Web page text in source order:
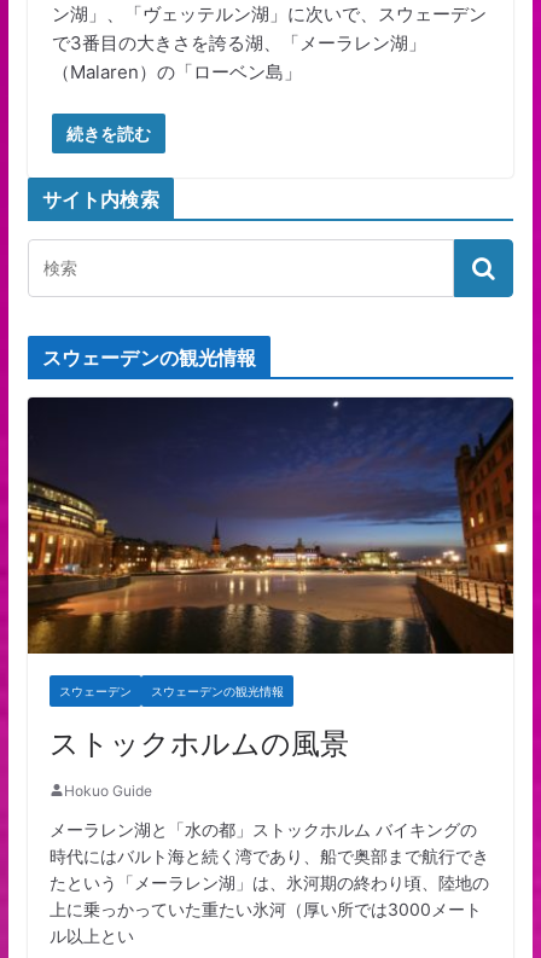
ン湖」、「ヴェッテルン湖」に次いで、スウェーデン
で3番目の大きさを誇る湖、「メーラレン湖」
（Malaren）の「ローベン島」
続きを読む
サイト内検索
スウェーデンの観光情報
スウェーデン スウェーデンの観光情報
ストックホルムの風景
Hokuo Guide
メーラレン湖と「水の都」ストックホルム バイキングの
時代にはバルト海と続く湾であり、船で奥部まで航行でき
たという「メーラレン湖」は、氷河期の終わり頃、陸地の
上に乗っかっていた重たい氷河（厚い所では3000メート
ル以上とい